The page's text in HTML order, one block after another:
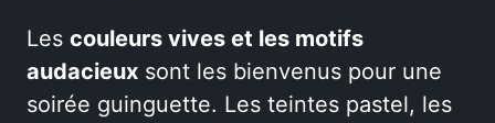
Les couleurs vives et les motifs
audacieux sont les bienvenus pour une
soirée guinguette. Les teintes pastel, les